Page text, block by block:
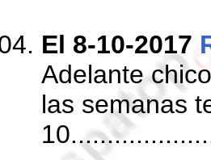
El 8-10-2017
Adelante
las semanas